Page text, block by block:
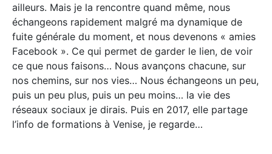
ailleurs. Mais je la rencontre quand même, nous
échangeons rapidement malgré ma dynamique de
fuite générale du moment, et nous devenons « amies
Facebook ». Ce qui permet de garder le lien, de voir
ce que nous faisons… Nous avançons chacune, sur
nos chemins, sur nos vies… Nous échangeons un peu,
puis un peu plus, puis un peu moins… la vie des
réseaux sociaux je dirais. Puis en 2017, elle partage
l’info de formations à Venise, je regarde…